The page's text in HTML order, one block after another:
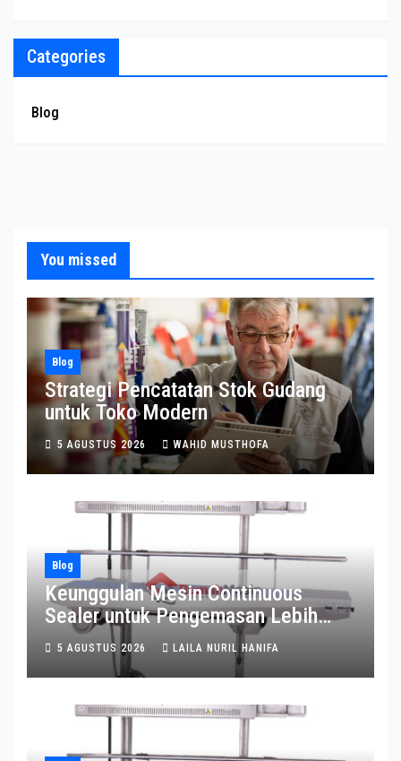
Categories
Blog
You missed
Blog
Strategi Pencatatan Stok Gudang
untuk Toko Modern
5 AGUSTUS 2026 WAHID MUSTHOFA
Blog
Keunggulan Mesin Continuous
Sealer untuk Pengemasan Lebih
Efisien
5 AGUSTUS 2026 LAILA NURIL HANIFA